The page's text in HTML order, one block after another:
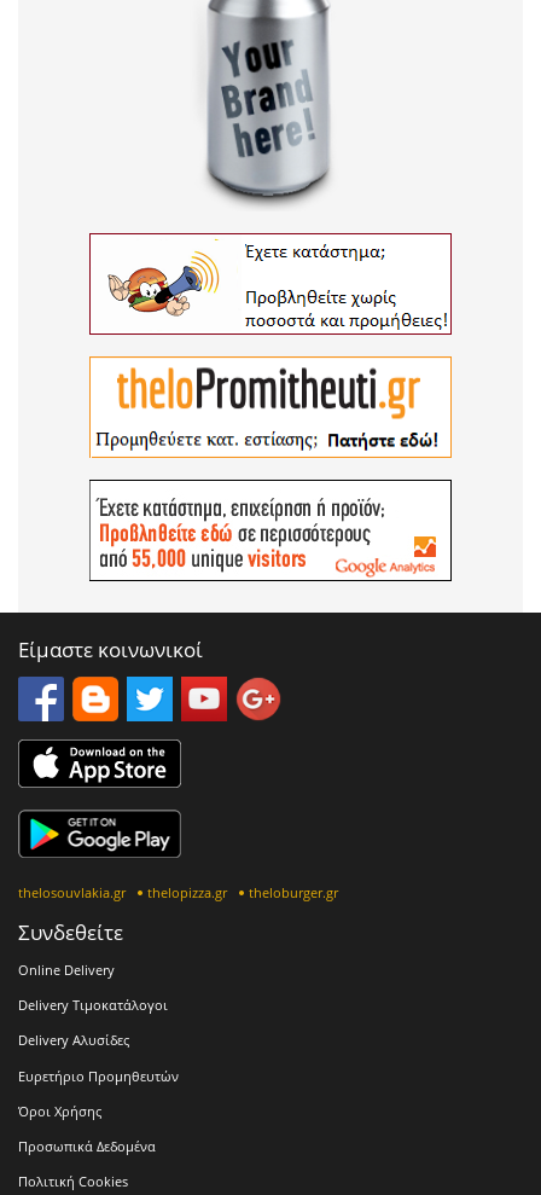
Είμαστε κοινωνικοί
thelosouvlakia.gr thelopizza.gr theloburger.gr
Συνδεθείτε
Online Delivery
Delivery Τιμοκατάλογοι
Delivery Αλυσίδες
Ευρετήριο Προμηθευτών
Όροι Χρήσης
Προσωπικά Δεδομένα
Πολιτική Cookies